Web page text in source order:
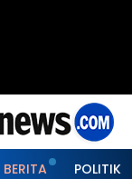
BERITA POLITIK